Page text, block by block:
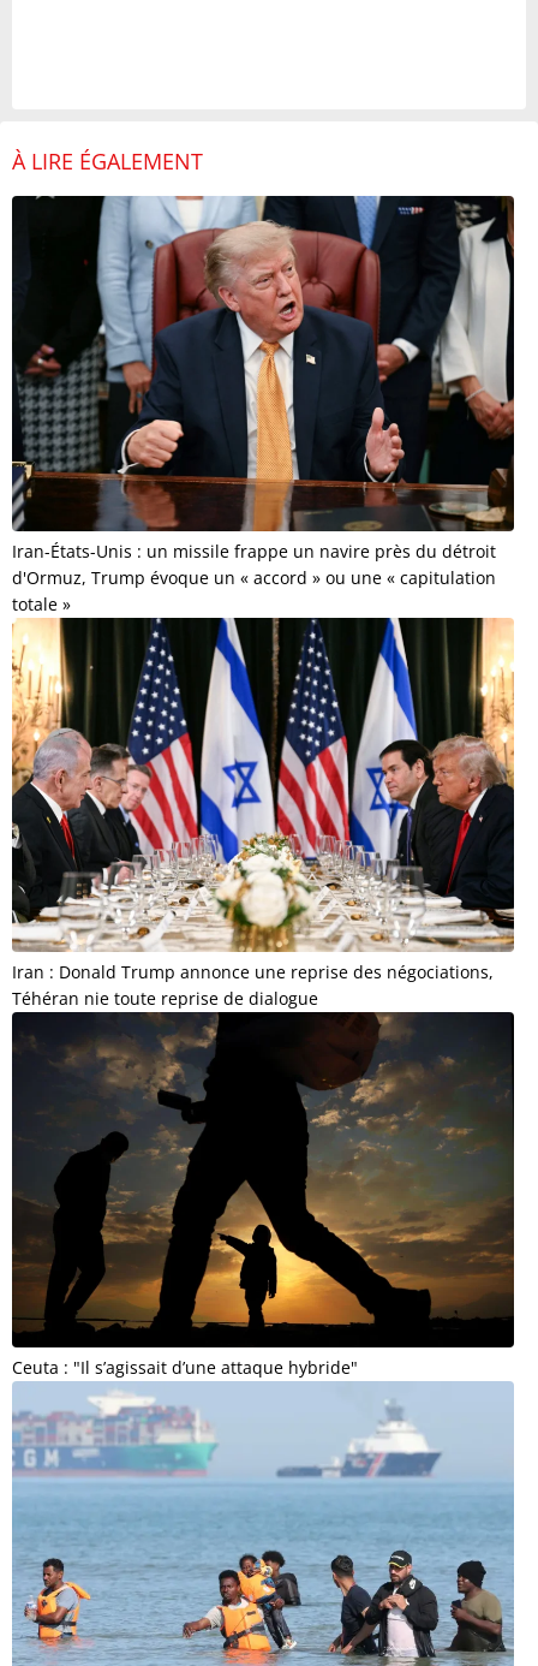
À LIRE ÉGALEMENT
Iran-États-Unis : un missile frappe un navire près du détroit
d'Ormuz, Trump évoque un « accord » ou une « capitulation
totale »
Iran : Donald Trump annonce une reprise des négociations,
Téhéran nie toute reprise de dialogue
Ceuta : "Il s’agissait d’une attaque hybride"